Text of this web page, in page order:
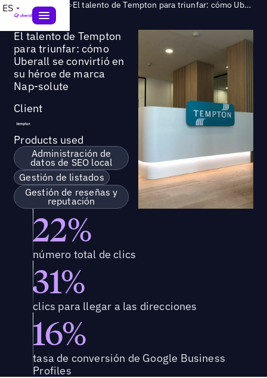
ES Success Story > El talento de Tempton para triunfar: cómo Uberall se convirtió en su héroe de marca Nap-solute
El talento de Tempton
para triunfar: cómo
Uberall se convirtió en
su héroe de marca
Nap-solute
Client
Products used
Administración de
datos de SEO local
Gestión de listados
Gestión de reseñas y
reputación
22%
número total de clics
31%
clics para llegar a las direcciones
16%
tasa de conversión de Google Business
Profiles